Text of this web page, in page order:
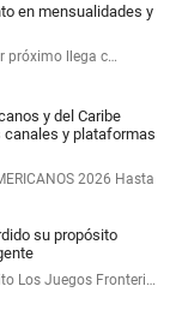
en mensualidades y
próximo llega c…
y del Caribe
canales y plataformas
2026 Hasta
su propósito
Los Juegos Fronteri…